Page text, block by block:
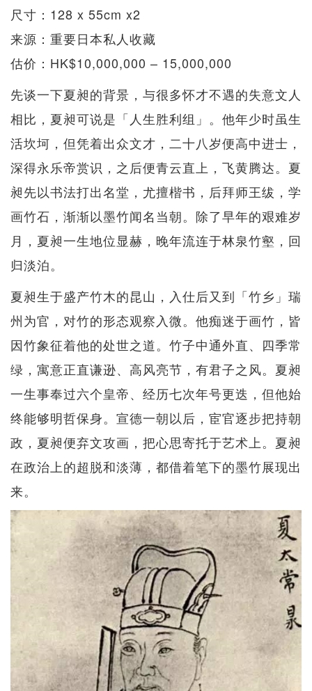
尺寸：128 x 55cm x2
来源：重要日本私人收藏
估价：HK$10,000,000 – 15,000,000
先谈一下夏昶的背景，与很多怀才不遇的失意文人
相比，夏昶可说是「人生胜利组」。他年少时虽生
活坎坷，但凭着出众文才，二十八岁便高中进士，
深得永乐帝赏识，之后便青云直上，飞黄腾达。夏
昶先以书法打出名堂，尤擅楷书，后拜师王绂，学
画竹石，渐渐以墨竹闻名当朝。除了早年的艰难岁
月，夏昶一生地位显赫，晚年流连于林泉竹壑，回
归淡泊。
夏昶生于盛产竹木的昆山，入仕后又到「竹乡」瑞
州为官，对竹的形态观察入微。他痴迷于画竹，皆
因竹象征着他的处世之道。竹子中通外直、四季常
绿，寓意正直谦逊、高风亮节，有君子之风。夏昶
一生事奉过六个皇帝、经历七次年号更迭，但他始
终能够明哲保身。宣德一朝以后，宦官逐步把持朝
政，夏昶便弃文攻画，把心思寄托于艺术上。夏昶
在政治上的超脱和淡薄，都借着笔下的墨竹展现出
来。